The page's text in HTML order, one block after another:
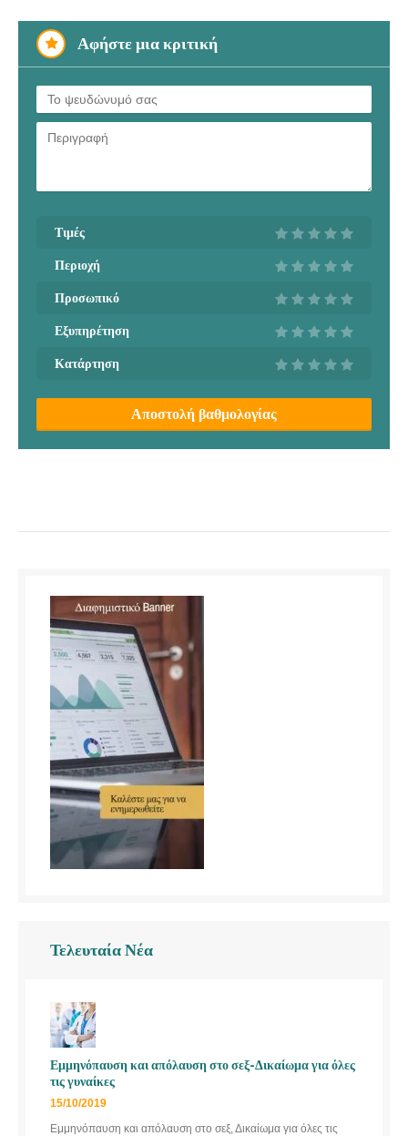
Αφήστε μια κριτική
Τιμές
Περιοχή
Προσωπικό
Εξυπηρέτηση
Κατάρτηση
Αποστολή βαθμολογίας
Τελευταία Νέα
Εμμηνόπαυση και απόλαυση στο σεξ-Δικαίωμα για όλες
τις γυναίκες
15/10/2019
Εμμηνόπαυση και απόλαυση στο σεξ, Δικαίωμα για όλες τις